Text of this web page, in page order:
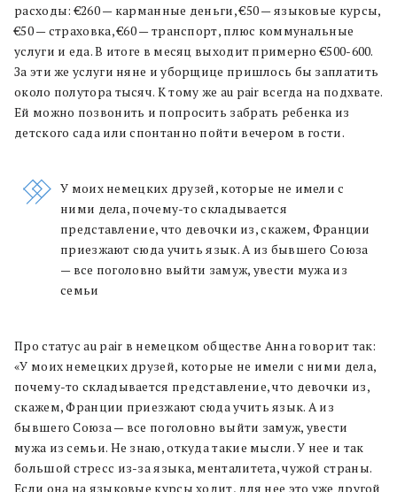
расходы: €260 — карманные деньги, €50 — языковые курсы,
€50 — страховка, €60 — транспорт, плюс коммунальные
услуги и еда. В итоге в месяц выходит примерно €500-600.
За эти же услуги няне и уборщице пришлось бы заплатить
около полутора тысяч. К тому же au pair всегда на подхвате.
Ей можно позвонить и попросить забрать ребенка из
детского сада или спонтанно пойти вечером в гости.
У моих немецких друзей, которые не имели с
ними дела, почему-то складывается
представление, что девочки из, скажем, Франции
приезжают сюда учить язык. А из бывшего Союза
— все поголовно выйти замуж, увести мужа из
семьи
Про статус au pair в немецком обществе Анна говорит так:
«У моих немецких друзей, которые не имели с ними дела,
почему-то складывается представление, что девочки из,
скажем, Франции приезжают сюда учить язык. А из
бывшего Союза — все поголовно выйти замуж, увести
мужа из семьи. Не знаю, откуда такие мысли. У нее и так
большой стресс из-за языка, менталитета, чужой страны.
Если она на языковые курсы ходит, для нее это уже другой